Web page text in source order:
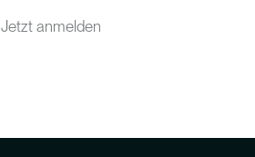
Jetzt anmelden